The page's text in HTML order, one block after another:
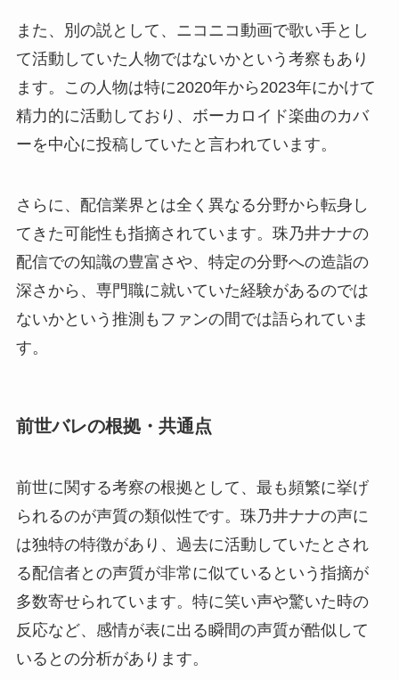
また、別の説として、ニコニコ動画で歌い手とし
て活動していた人物ではないかという考察もあり
ます。この人物は特に2020年から2023年にかけて
精力的に活動しており、ボーカロイド楽曲のカバ
ーを中心に投稿していたと言われています。
さらに、配信業界とは全く異なる分野から転身し
てきた可能性も指摘されています。珠乃井ナナの
配信での知識の豊富さや、特定の分野への造詣の
深さから、専門職に就いていた経験があるのでは
ないかという推測もファンの間では語られていま
す。
前世バレの根拠・共通点
前世に関する考察の根拠として、最も頻繁に挙げ
られるのが声質の類似性です。珠乃井ナナの声に
は独特の特徴があり、過去に活動していたとされ
る配信者との声質が非常に似ているという指摘が
多数寄せられています。特に笑い声や驚いた時の
反応など、感情が表に出る瞬間の声質が酷似して
いるとの分析があります。